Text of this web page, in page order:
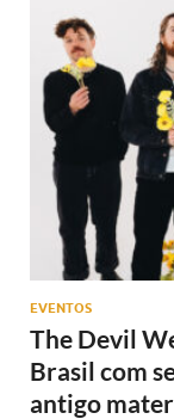
EVENTOS
The Devil
Brasil com
antigo